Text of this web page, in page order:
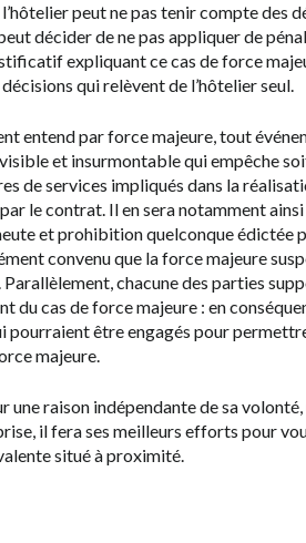
l’hôtelier peut ne pas tenir compte des
décider de ne pas appliquer de
expliquant ce cas de force
qui relèvent de l’hôtelier seul.
entend par force majeure, tout
et insurmontable qui empêche
de services impliqués dans la
le contrat. Il en sera notamment
et prohibition quelconque édictée
convenu que la force majeure
chacune des parties
du cas de force majeure : en
pourraient être engagés pour
majeure.
une raison indépendante de sa
il fera ses meilleurs efforts pour
situé à proximité.